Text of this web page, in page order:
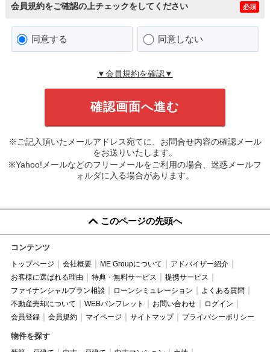
会員規約をご確認の上チェックをしてください 必須
同意する 同意しない
▼会員規約を確認▼
※ご記入頂いたメールアドレス宛てに、お問合せ内容の確認メール
をお送りいたします。
※Yahoo!メールなどのフリーメールをご利用の場合、迷惑メールフ
ォルダに入る場合があります。
このページの先頭へ
コンテンツ
トップページ 会社概要 ME Groupについて
アドバイザー紹介
お客様に選ばれる理由
特典・無料サービス
提携サービス
ファイナンシャルプラン相談
ローンシミュレーション
よくある質問
不動産売却について
WEBパンフレット お問い合わせ
ログイン
会員登録
会員規約 マイページ サイトマップ プライバシーポリシー
物件を探す